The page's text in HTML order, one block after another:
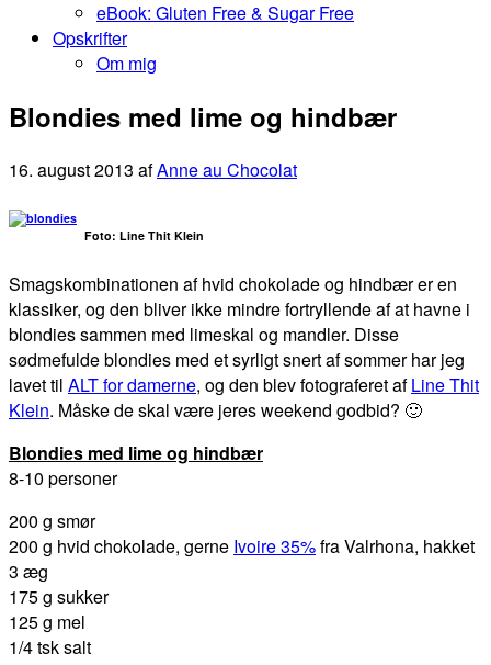
eBook: Gluten Free & Sugar Free
Opskrifter
Om mig
Blondies med lime og hindbær
16. august 2013 afAnne au Chocolat
Foto: Line Thit Klein
Smagskombinationen af hvid chokolade og hindbær er en
klassiker, og den bliver ikke mindre fortryllende af at havne i
blondies sammen med limeskal og mandler. Disse
sødmefulde blondies med et syrligt snert af sommer har jeg
lavet til ALT for damerne, og den blev fotograferet afLine Thit
Klein. Måske de skal være jeres weekend godbid? 🙂
Blondies med lime og hindbær
8-10 personer
200 g smør
200 g hvid chokolade, gerne Ivoire 35%fra Valrhona, hakket
3 æg
175 g sukker
125 g mel
1/4 tsk salt